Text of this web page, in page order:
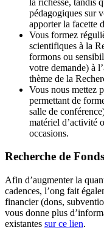
pédagogiques sur
apporter la facette
Vous formez
scientifiques à la
formons ou
votre demande) à
thème de la
Vous nous mettez
permettant de
salle de
matériel d’activité
occasions.
Recherche de Fonds
Afin d’augmenter la
cadences, l’ong fait
financier (dons,
vous donne plus
existantes sur ce lien.